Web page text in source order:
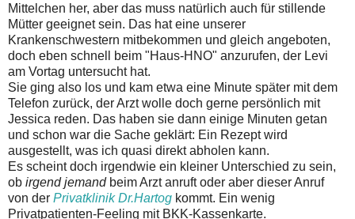
Mittelchen her, aber das muss natürlich auch für stillende
Mütter geeignet sein. Das hat eine unserer
Krankenschwestern mitbekommen und gleich angeboten,
doch eben schnell beim "Haus-HNO" anzurufen, der Levi
am Vortag untersucht hat.
Sie ging also los und kam etwa eine Minute später mit dem
Telefon zurück, der Arzt wolle doch gerne persönlich mit
Jessica reden. Das haben sie dann einige Minuten getan
und schon war die Sache geklärt: Ein Rezept wird
ausgestellt, was ich quasi direkt abholen kann.
Es scheint doch irgendwie ein kleiner Unterschied zu sein,
ob irgend jemandbeim Arzt anruft oder aber dieser Anruf
von der Privatklinik Dr.Hartog kommt. Ein wenig
Privatpatienten-Feeling mit BKK-Kassenkarte.